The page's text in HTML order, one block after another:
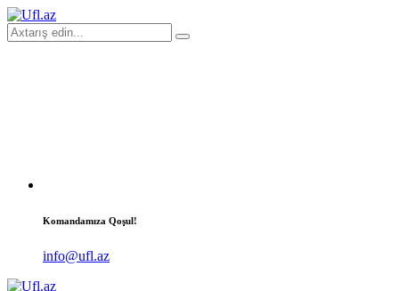
Komandamıza Qoşul!
info@ufl.az